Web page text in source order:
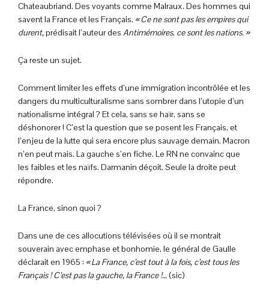
Chateaubriand. Des voyants comme Malraux. Des hommes qui
savent la France et les Français. « Ce ne sont pas les empires qui
durent,prédisait l’auteur des Antimémoires, ce sont les nations. »
Ça reste un sujet.
Comment limiter les effets d’une immigration incontrôlée et les
dangers du multiculturalisme sans sombrer dans l’utopie d’un
nationalisme intégral ? Et cela, sans se haïr, sans se
déshonorer ! C’est la question que se posent les Français, et
l’enjeu de la lutte qui sera encore plus sauvage demain. Macron
n’en peut mais. La gauche s’en fiche. Le RN ne convainc que
les faibles et les naïfs. Darmanin déçoit. Seule la droite peut
répondre.
La France, sinon quoi ?
Dans une de ces allocutions télévisées où il se montrait
souverain avec emphase et bonhomie, le général de Gaulle
déclarait en 1965 : « La France, c’est tout à la fois, c’est tous les
Français ! C’est pas la gauche, la France !…(sic)